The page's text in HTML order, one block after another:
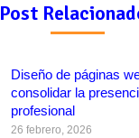
Post
Diseño de páginas
consolidar la
profesional
26 febrero, 2026